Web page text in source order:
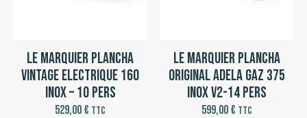
Le Marquier Plancha
Vintage Electrique 160
Inox – 10 pers
529,00€ TTC
Le Marquier Plancha
Original Adela Gaz 375
Inox V2-14 pers
599,00€ TTC